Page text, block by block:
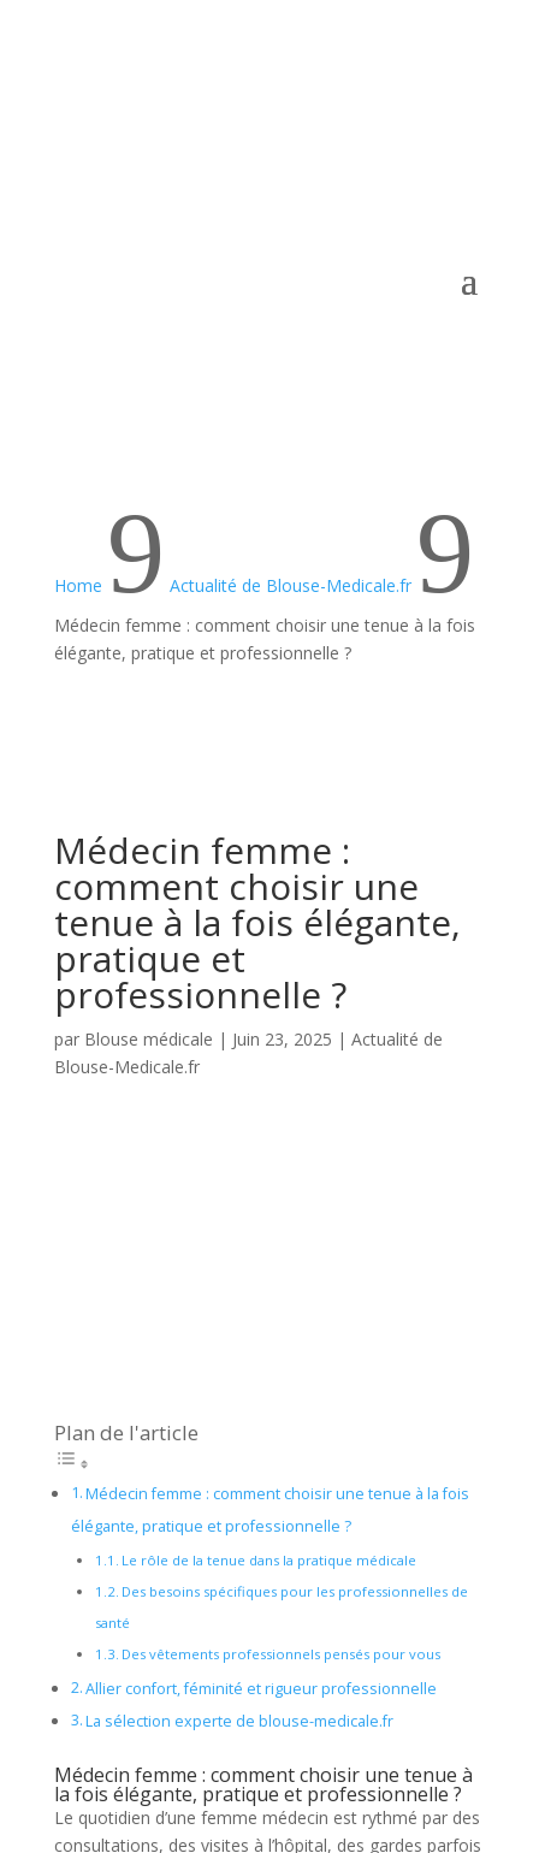
Home 9 Actualité de Blouse-Medicale.fr 9
Médecin femme : comment choisir une tenue à la fois
élégante, pratique et professionnelle ?
Médecin femme :
comment choisir une
tenue à la fois élégante,
pratique et
professionnelle ?
par Blouse médicale | Juin 23, 2025 | Actualité de
Blouse-Medicale.fr
Plan de l'article
Médecin femme : comment choisir une tenue à la fois
élégante, pratique et professionnelle ?
Le rôle de la tenue dans la pratique médicale
Des besoins spécifiques pour les professionnelles de
santé
Des vêtements professionnels pensés pour vous
Allier confort, féminité et rigueur professionnelle
La sélection experte de blouse-medicale.fr
Médecin femme : comment choisir une tenue à
la fois élégante, pratique et professionnelle ?
Le quotidien d’une femme médecin est rythmé par des
consultations, des visites à l’hôpital, des gardes parfois